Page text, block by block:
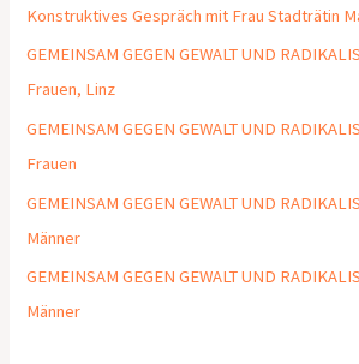
Konstruktives Gespräch mit Frau Stadträtin
GEMEINSAM GEGEN GEWALT UND
Frauen, Linz
GEMEINSAM GEGEN GEWALT UND
Frauen
GEMEINSAM GEGEN GEWALT UND
Männer
GEMEINSAM GEGEN GEWALT UND
Männer